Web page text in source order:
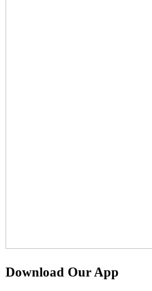
Download Our App